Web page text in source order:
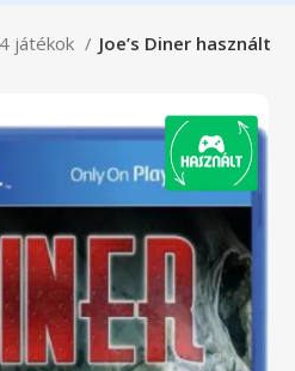
játékok Joe’s Diner használt